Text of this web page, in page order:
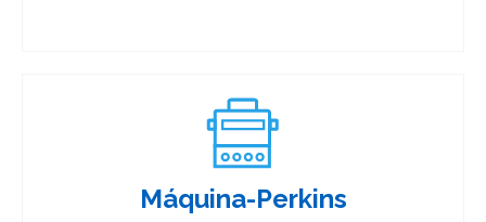
Máquina-Perkins